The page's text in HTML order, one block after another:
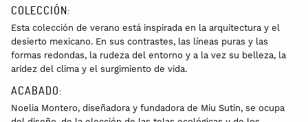
COLECCIÓN:
Esta colección de verano está inspirada en la arquitectura y el
desierto mexicano. En sus contrastes, las líneas puras y las
formas redondas, la rudeza del entorno y a la vez su belleza, la
aridez del clima y el surgimiento de vida.
ACABADO:
Noelia Montero, diseñadora y fundadora de Miu Sutin, se ocupa